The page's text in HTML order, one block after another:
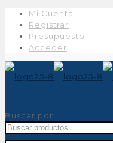
Mi Cuenta
Registrar
Presupuesto
Acceder
Buscar por: